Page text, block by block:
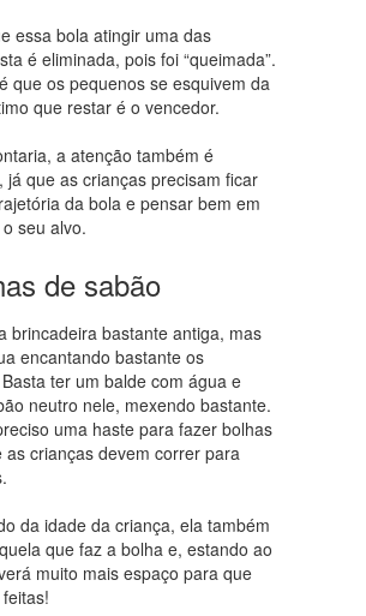
essa bola atingir uma das
é eliminada, pois foi “queimada”.
que os pequenos se esquivem da
que restar é o vencedor.
a atenção também é
já que as crianças precisam ficar
da bola e pensar bem em
seu alvo.
de sabão
brincadeira bastante antiga, mas
encantando bastante os
ter um balde com água e
neutro nele, mexendo bastante.
uma haste para fazer bolhas
as crianças devem correr para
da idade da criança, ela também
que faz a bolha e, estando ao
muito mais espaço para que